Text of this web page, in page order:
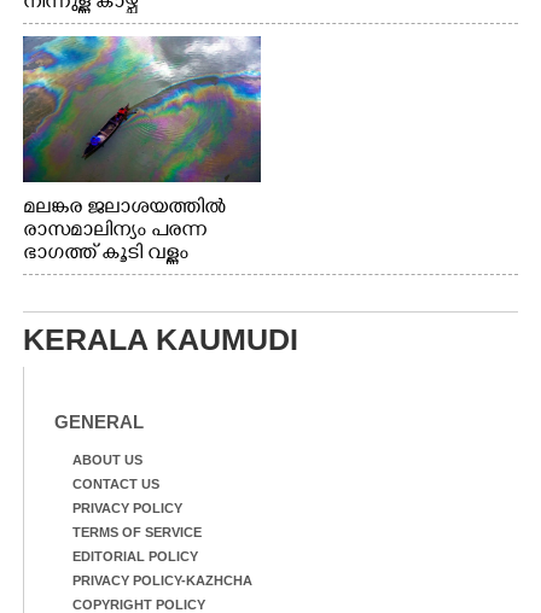
മലങ്കര ജലാശയത്തിൽ
രാസമാലിന്യം പരന്ന
ഭാഗത്ത് കൂടി വള്ളം
തുഴഞ്ഞു പോകുന്ന
KERALA KAUMUDI
GENERAL
ABOUT US
CONTACT US
PRIVACY POLICY
TERMS OF SERVICE
EDITORIAL POLICY
PRIVACY POLICY-KAZHCHA
COPYRIGHT POLICY